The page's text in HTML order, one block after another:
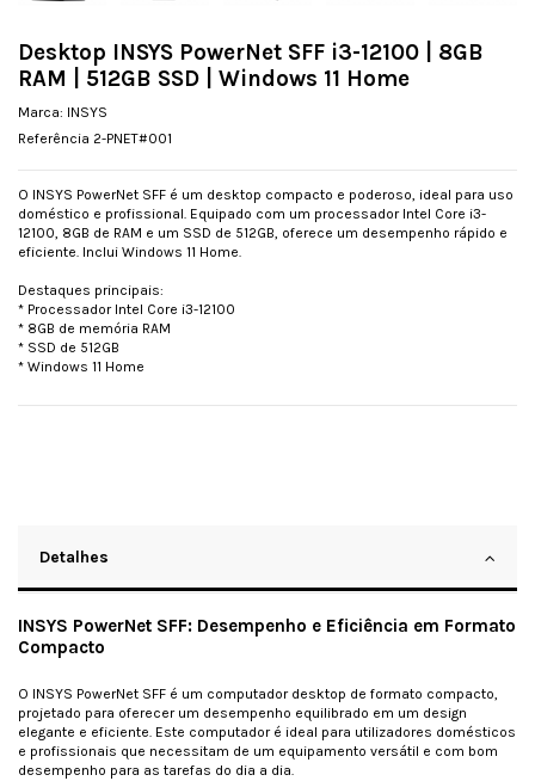
Desktop INSYS PowerNet SFF i3-12100 | 8GB
RAM | 512GB SSD | Windows 11 Home
Marca: INSYS
Referência 2-PNET#001
O INSYS PowerNet SFF é um desktop compacto e poderoso, ideal para uso
doméstico e profissional. Equipado com um processador Intel Core i3-
12100, 8GB de RAM e um SSD de 512GB, oferece um desempenho rápido e
eficiente. Inclui Windows 11 Home.
Destaques principais:
* Processador Intel Core i3-12100
* 8GB de memória RAM
* SSD de 512GB
* Windows 11 Home
Detalhes
INSYS PowerNet SFF: Desempenho e Eficiência em Formato
Compacto
O INSYS PowerNet SFF é um computador desktop de formato compacto,
projetado para oferecer um desempenho equilibrado em um design
elegante e eficiente. Este computador é ideal para utilizadores domésticos
e profissionais que necessitam de um equipamento versátil e com bom
desempenho para as tarefas do dia a dia.